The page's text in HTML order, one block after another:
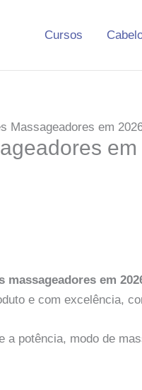
Cursos
Massageadores em
massageadores em
e com excelência,
a potência, modo de